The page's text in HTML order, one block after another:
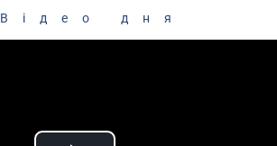
Відео дня